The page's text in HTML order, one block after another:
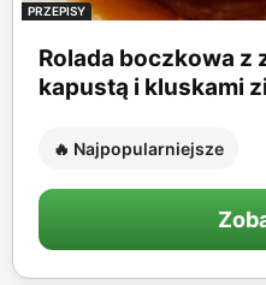
PRZEPISY
Rolada boczkowa z
kapustą i kluskami
🔥 Najpopularniejsze